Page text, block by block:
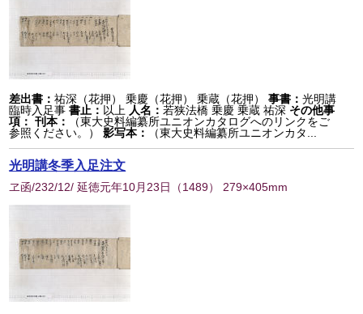
差出書：祐深（花押） 乗慶（花押） 乗蔵（花押） 事書：光明講
臨時入足事書止： 以上 人名：若狭法橋 乗慶 乗蔵 祐深 その他事
項： 刊本：
（東大史料編纂所ユニオンカタログへのリンクをご
参照ください。）
影写本： （東大史料編纂所ユニオンカタ...
光明講冬季入足注文
ヱ函/232/12/ 延徳元年10月23日 （1489） 279×405mm